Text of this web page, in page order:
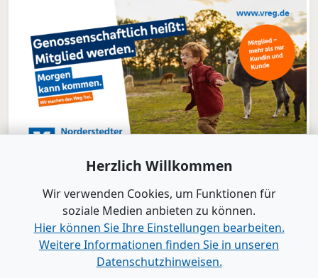
www.B2B-Wirtschaft.de
Herzlich Willkommen
Wir verwenden Cookies, um Funktionen für
soziale Medien anbieten zu können.
Hier können Sie Ihre Einstellungen bearbeiten.
Weitere Informationen finden Sie in unseren
Datenschutzhinweisen.